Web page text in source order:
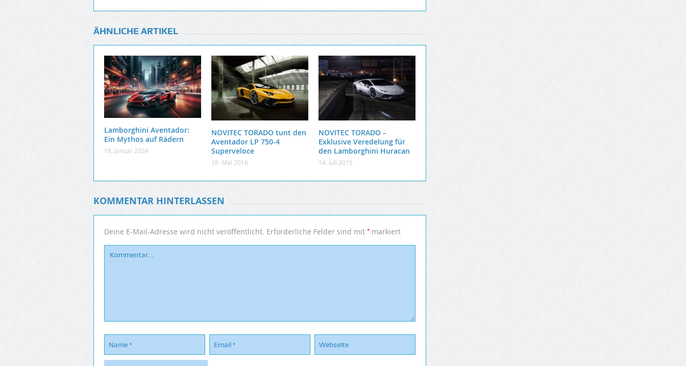
ÄHNLICHE ARTIKEL
Lamborghini Aventador:
Ein Mythos auf Rädern
18. Januar 2024
NOVITEC TORADO tunt den
Aventador LP 750-4
Superveloce
18. Mai 2016
NOVITEC TORADO –
Exklusive Veredelung für
den Lamborghini Huracan
14. Juli 2015
KOMMENTAR HINTERLASSEN
Deine E-Mail-Adresse wird nicht veröffentlicht. Erforderliche Felder sind mit * markiert